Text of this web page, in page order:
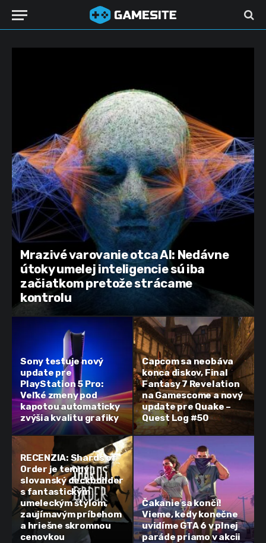
Mrazivé varovanie otca AI: Nedávne
útoky umelej inteligencie sú iba
začiatkom pretože strácame
kontrolu
Sony testuje nový
update pre
PlayStation 5 Pro:
Veľké zmeny pod
kapotou automaticky
zvýšia kvalitu grafiky
Capcom sa neobáva
konca diskov, Final
Fantasy 7 Revelation
na Gamescome a nový
update pre Quake –
Quest Log #50
RECENZIA: Shards of
Order je temný
slovanský deckbuilder
s fantastickým
umeleckým štýlom,
zaujímavým príbehom
a hriešne skromnou
cenovkou
Čakanie sa končí!
Vieme, kedy konečne
uvidíme GTA 6 v plnej
paráde priamo v akcii